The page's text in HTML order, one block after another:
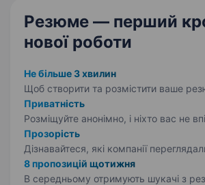
Резюме — перший
нової роботи
Не більше 3 хвилин
Щоб створити та розмістити ваше
Приватність
Розміщуйте анонімно, і ніхто вас не
Прозорість
Дізнавайтеся, які компанії
8 пропозицій щотижня
В середньому отримують шукачі з